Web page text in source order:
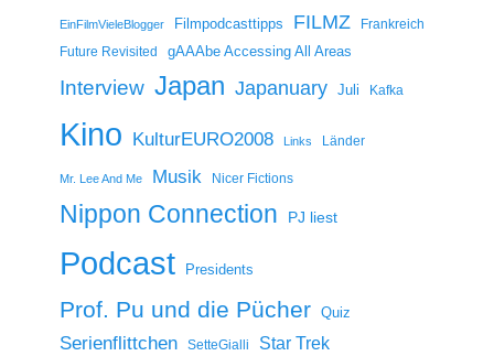
EinFilmVieleBlogger Filmpodcasttipps FILMZ
Frankreich
Future Revisited
gAAAbe Accessing All Areas
Interview Japan Japanuary Juli Kafka
Kino KulturEURO2008 Links Länder
Mr. Lee And Me Musik Nicer Fictions
Nippon Connection PJ liest
Podcast Presidents
Prof. Pu und die Pücher Quiz
Serienflittchen SetteGialli Star Trek